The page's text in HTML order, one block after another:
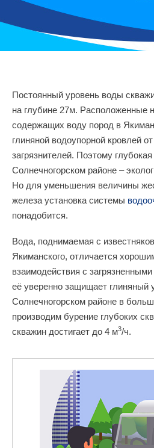
Постоянный уровень воды
на глубине 27м. Расположенные
содержащих воду пород в
глиняной водоупорной кровлей
загрязнителей. Поэтому
Солнечногорском районе –
Но для уменьшения величины
железа установка системы
понадобится.
Вода, поднимаемая с
Якиманского, отличается
взаимодействия с
её уверенно защищает глиняный
Солнечногорском районе в
производим бурение глубоких
скважин достигает до 4 м3/ч.